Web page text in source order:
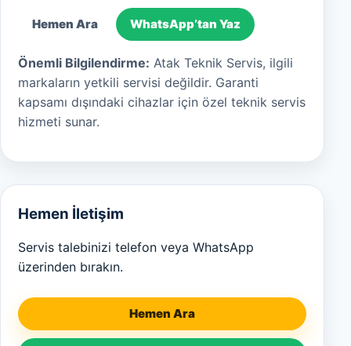
Hemen Ara WhatsApp’tan Yaz
Önemli Bilgilendirme: Atak Teknik Servis, ilgili
markaların yetkili servisi değildir. Garanti
kapsamı dışındaki cihazlar için özel teknik servis
hizmeti sunar.
Hemen İletişim
Servis talebinizi telefon veya WhatsApp
üzerinden bırakın.
Hemen Ara